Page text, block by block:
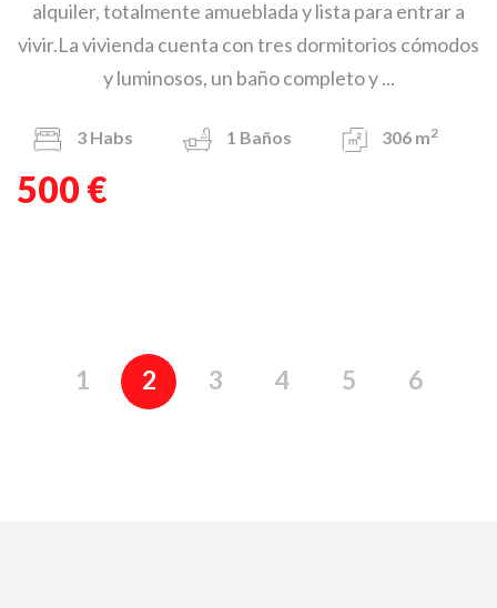
alquiler, totalmente amueblada y lista para entrar a
vivir.La vivienda cuenta con tres dormitorios cómodos
y luminosos, un baño completo y ...
3 Habs 1 Baños 306 m2
500 €
1 2 3 4 5 6